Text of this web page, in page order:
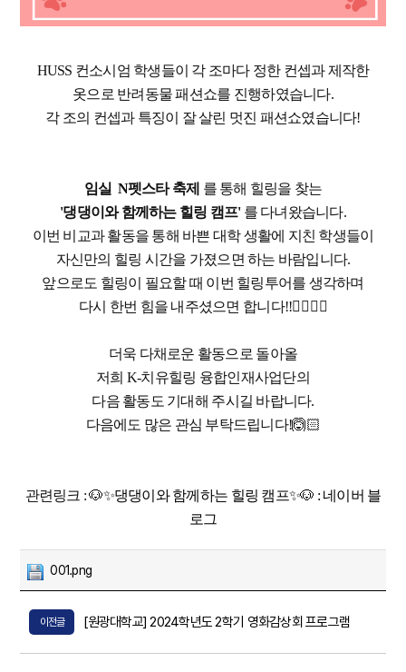
HUSS 컨소시엄 학생들이 각 조마다 정한 컨셉과 제작한
옷으로 반려동물 패션쇼를 진행하였습니다.
각 조의 컨셉과 특징이 잘 살린 멋진 패션쇼였습니다!
임실 N펫스타 축제 를 통해 힐링을 찾는
'댕댕이와 함께하는 힐링 캠프' 를 다녀왔습니다.
이번 비교과 활동을 통해 바쁜 대학 생활에 지친 학생들이
자신만의 힐링 시간을 가졌으면 하는 바람입니다.
앞으로도 힐링이 필요할 때 이번 힐링투어를 생각하며
다시 한번 힘을 내주셨으면 합니다!!✊🏻✊🏻
더욱 다채로운 활동으로 돌아올
저희 K-치유힐링 융합인재사업단의
다음 활동도 기대해 주시길 바랍니다.
다음에도 많은 관심 부탁드립니다!🙆🏻
관련링크 :🐶✨댕댕이와 함께하는 힐링 캠프✨🐶 : 네이버 블
로그
001.png
이전글 [원광대학교] 2024학년도 2학기 영화감상회 프로그램